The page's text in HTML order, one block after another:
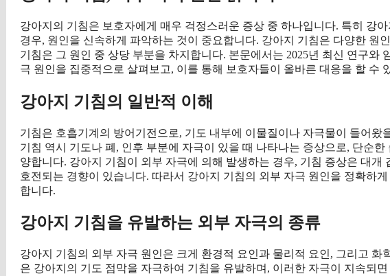
강아지의 기침은 보호자에게 매우 걱정스러운 증상 중 하나입니다. 특히 강
경우, 원인을 신속하게 파악하는 것이 중요합니다. 강아지 기침은 다양한 원
기침은 그 원인 중 상당 부분을 차지합니다. 본문에서는 2025년 최신 연구와
극 원인을 집중적으로 살펴보고, 이를 통해 보호자들이 올바른 대응을 할 수
강아지 기침의 일반적 이해
기침은 호흡기계의 방어기전으로, 기도 내부에 이물질이나 자극물이 들어왔
기침 역시 기도나 폐, 인후 부분에 자극이 있을 때 나타나는 증상으로, 단순
양합니다. 강아지 기침이 외부 자극에 의해 발생하는 경우, 기침 증상은 대개
호전되는 경향이 있습니다. 따라서 강아지 기침의 외부 자극 원인을 정확하
합니다.
강아지 기침을 유발하는 외부 자극의 종류
강아지 기침의 외부 자극 원인은 크게 환경적 요인과 물리적 요인, 그리고 화
은 강아지의 기도 점막을 자극하여 기침을 유발하며, 이러한 자극이 지속되